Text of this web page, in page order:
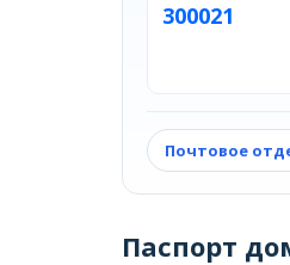
300021
Почтовое
Паспорт